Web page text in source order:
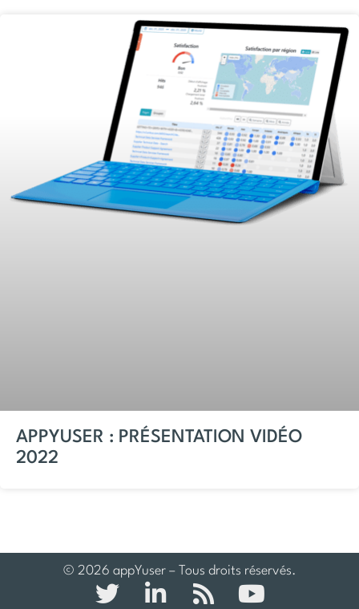
APPYUSER : PRÉSENTATION VIDÉO
2022
© 2026 appYuser – Tous droits réservés.